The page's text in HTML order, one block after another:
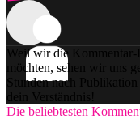
Weil wir die Kommentar-
möchten, sehen wir uns
Stunden nach
dein Verständnis!
Die beliebtesten